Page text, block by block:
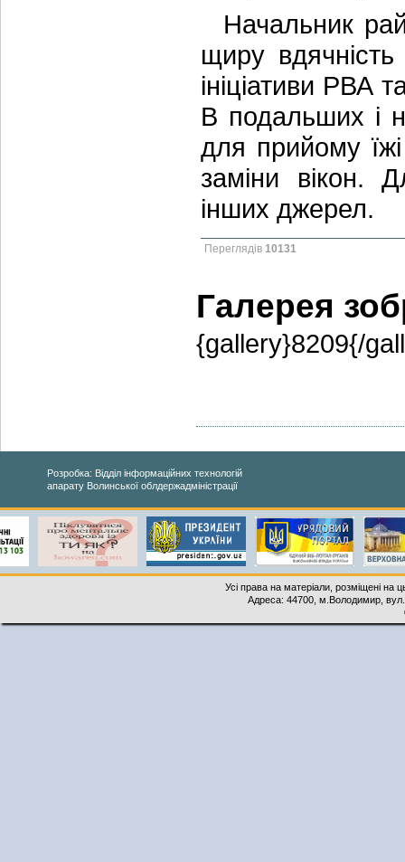
Начальник
щиру
ініціативи РВА
В подальших і
для прийому
заміни вікон.
інших джерел.
Переглядів 10131
Галерея
{gallery}8209{/
Розробка: Відділ інформаційних технологій
апарату Волинської облдержадміністрації
Усі права на матеріали, розміщені на
Адреса: 44700, м.Володимир,